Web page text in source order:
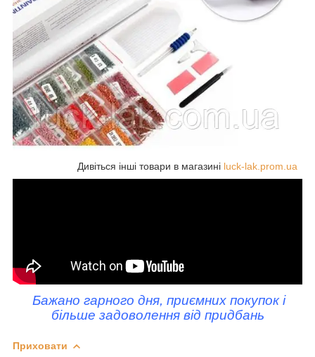
Дивіться інші товари в магазині luck-lak.prom.ua
Бажано гарного дня, приємних покупок і
більше задоволення від придбань
Приховати